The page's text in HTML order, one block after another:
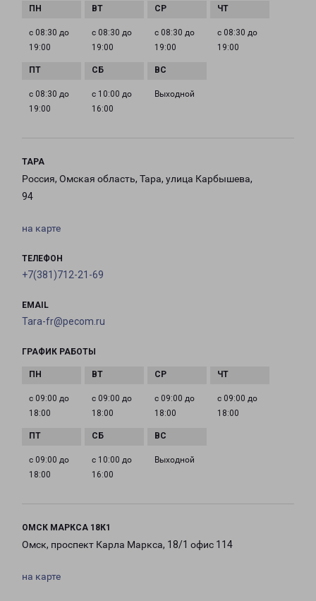
с 08:30 до
19:00
с 08:30 до
19:00
с 08:30 до
19:00
с 08:30 до
19:00
с 08:30 до
19:00
с 10:00 до
16:00
Выходной
ТАРА
Россия, Омская область, Тара, улица Карбышева,
94
на карте
ТЕЛЕФОН
+7(381)712-21-69
EMAIL
Tara-fr@pecom.ru
ГРАФИК РАБОТЫ
с 09:00 до
18:00
с 09:00 до
18:00
с 09:00 до
18:00
с 09:00 до
18:00
с 09:00 до
18:00
с 10:00 до
16:00
Выходной
ОМСК МАРКСА 18К1
Омск, проспект Карла Маркса, 18/1 офис 114
на карте